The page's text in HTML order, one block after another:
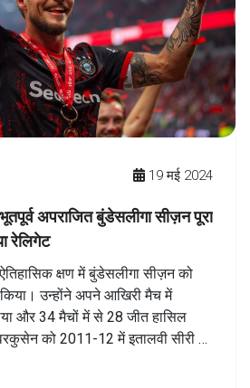
19 मई 2024
अपराजित बुंडेसलीगा सीज़न पूरा
रेलिगेट
क्षण में बुंडेसलीगा सीज़न को
किया। उन्होंने अपने आखिरी मैच में
और 34 मैचों में से 28 जीत हासिल
को 2011-12 में इतालवी सीरी ए